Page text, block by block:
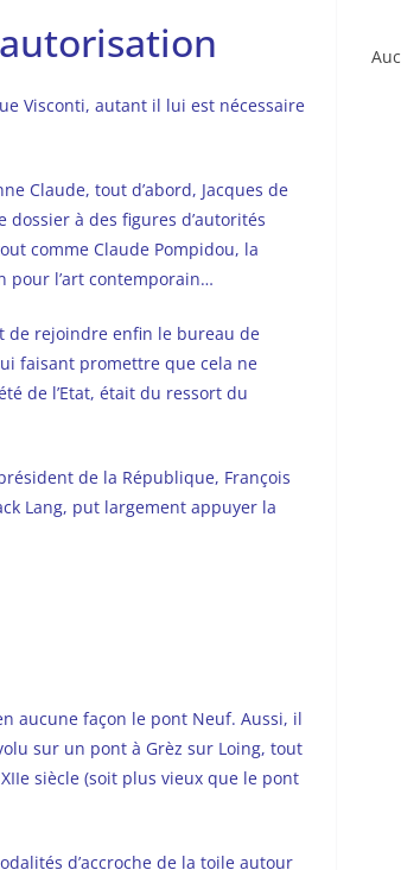
Visconti, autant il lui est nécessaire
Claude, tout d’abord, Jacques de
à des figures d’autorités
comme Claude Pompidou, la
pour l’art contemporain…
de rejoindre enfin le bureau de
faisant promettre que cela ne
de l’Etat, était du ressort du
de la République, François
Lang, put largement appuyer la
aucune façon le pont Neuf. Aussi, il
sur un pont à Grèz sur Loing, tout
siècle (soit plus vieux que le pont
d’accroche de la toile autour